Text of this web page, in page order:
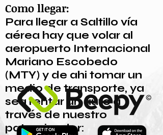
Como llegar:
Para llegar a Saltillo vía
aérea hay que volar al
aeropuerto Internacional
Mariano Escobedo
(MTY) y de ahi tomar un
medio de transporte, ya
sea rentar un auto a
través de nuestro
patrocinador: